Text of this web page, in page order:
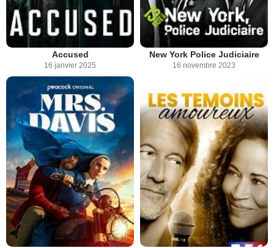
Accused
16 janvier 2025
New York Police Judiciaire
16 novembre 2023